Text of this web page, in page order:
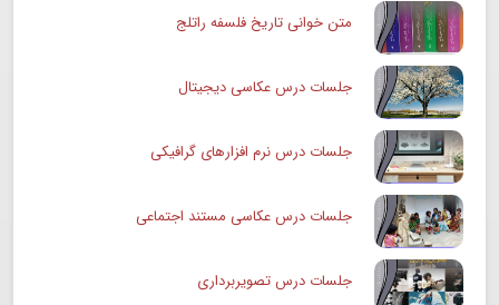
متن خوانی تاریخ فلسفه راتلج
جلسات درس عکاسی دیجیتال
جلسات درس نرم افزارهای گرافیکی
جلسات درس عکاسی مستند اجتماعی
جلسات درس تصویربرداری